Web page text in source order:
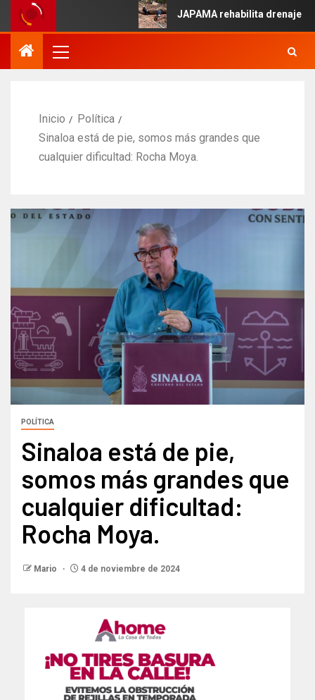
JAPAMA rehabilita drenaje
Inicio
Política
Sinaloa está de pie, somos más grandes que
cualquier dificultad: Rocha Moya.
POLÍTICA
Sinaloa está de pie,
somos más grandes que
cualquier dificultad:
Rocha Moya.
Mario 4 de noviembre de 2024